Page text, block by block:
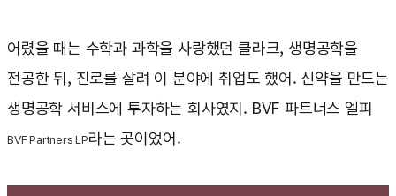
어렸을 때는 수학과 과학을 사랑했던 클라크, 생명공학을
전공한 뒤, 진로를 살려 이 분야에 취업도 했어. 신약을 만드는
생명공학 서비스에 투자하는 회사였지. BVF 파트너스 엘피
BVF Partners LP라는 곳이었어.